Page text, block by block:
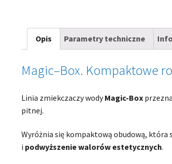
Opis Parametry techniczne
Magic–Box. Kompaktowe
Linia zmiekczaczy wodyMagic-Box
pitnej.
Wyróżnia się kompaktową obudową, która
i podwyższenie walorów estetycznych.